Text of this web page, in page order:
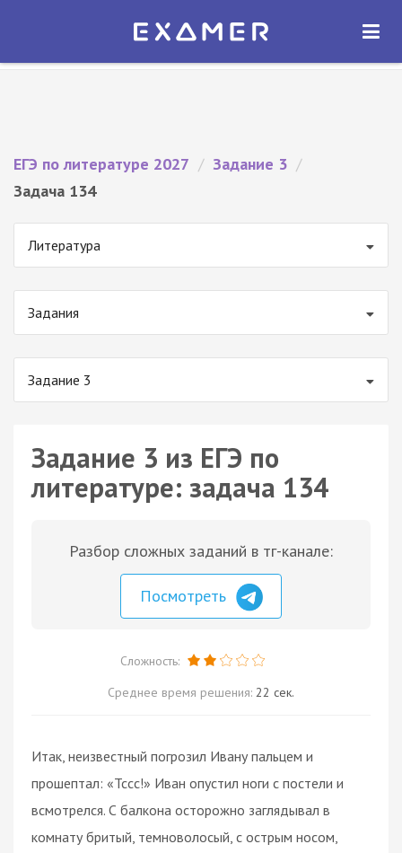
Экзамер — ЕГЭ 2027
ОТКРЫТЬ
ЕГЭ по литературе 2027 / Задание 3 /
Задача 134
Литература
Задания
Задание 3
Задание 3 из ЕГЭ по
литературе: задача 134
Разбор сложных заданий в тг-канале:
Посмотреть
Сложность:
Среднее время решения: 22 сек.
Итак, неизвестный погрозил Ивану пальцем и
прошептал: «Тссс!» Иван опустил ноги с постели и
всмотрелся. С балкона осторожно заглядывал в
комнату бритый, темноволосый, с острым носом,